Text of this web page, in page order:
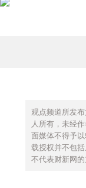
观点频道所发
人所有，未经
面媒体不得予
载授权并不包
不代表财新网的